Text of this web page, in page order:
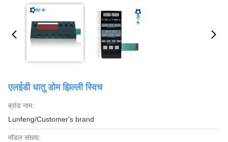
एलईडी धातु डोम झिल्ली स्विच
ब्रांड नाम:
Lunfeng/Customer's brand
मॉडल संख्या: